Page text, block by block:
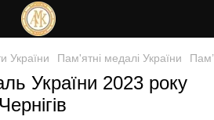
України Пам'ятні медалі України
України 2023 року